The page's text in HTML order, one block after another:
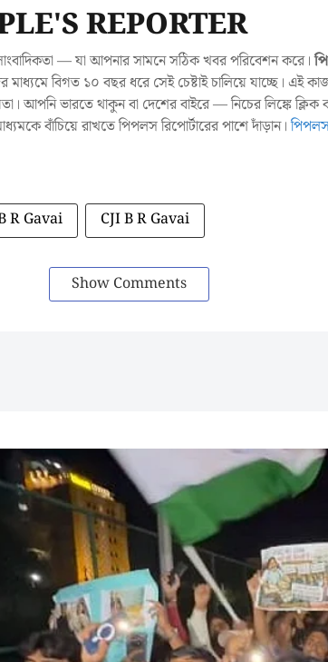
REPORTER
— যা আপনার সামনে সঠিক খবর পরিবেশন করে।
বিগত ১০ বছর ধরে সেই চেষ্টাই চালিয়ে যাচ্ছে। এই
আপনি ভারতে থাকুন বা দেশের বাইরে — নিচের লিঙ্কে
বাঁচিয়ে রাখতে পিপলস রিপোর্টারের পাশে দাঁড়ান।পিপলস
R Gavai CJI B R Gavai
Show Comments